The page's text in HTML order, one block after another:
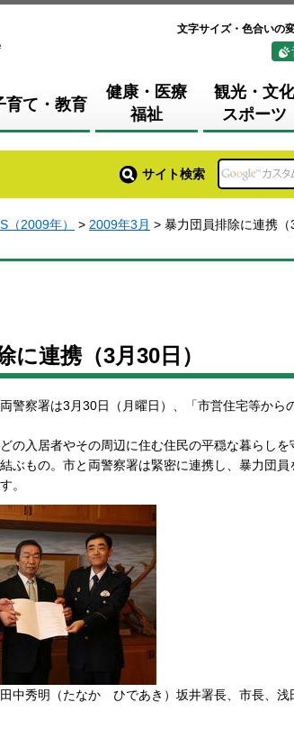
文字サイズ・色合いの
育て・教育
健康・医療
福祉
観光・文化
スポーツ
サイト検索
（2009年） > 2009年3月 > 暴力団員排除に連携
に連携（3月30日）
警察署は3月30日（月曜日）、「市営住宅等から
の入居者やその周辺に住む住民の平穏な暮らし
ぶもの。市と両警察署は緊密に連携し、暴力団
。
中秀明（たなか ひであき）坂井署長、市長、